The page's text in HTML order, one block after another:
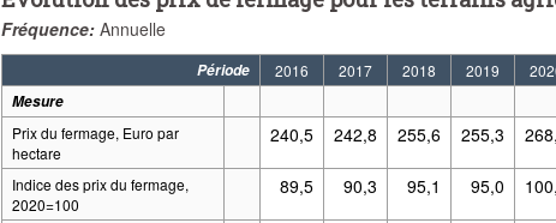
Fréquence: Annuelle
Période 2016 2017 2018 2019
Mesure
Prix du fermage, Euro par
hectare
240,5 242,8 255,6 255,3
Indice des prix du fermage,
2020=100
89,5 90,3 95,1 95,0